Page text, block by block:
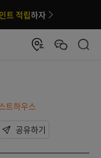
트 적립하자
트하우스
공유하기